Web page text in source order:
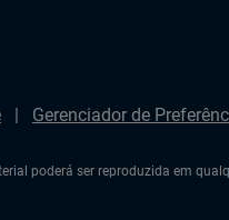
Gerenciador de
poderá ser reproduzida em